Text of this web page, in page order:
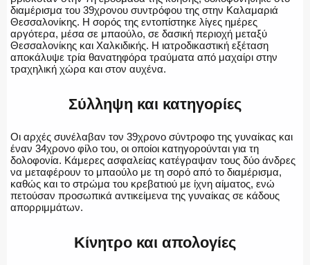
ΕΚΑΒ
ΑΣΤΥΝΟΜΙΚΟ ΡΕΠΟΡΤΑΖ
Η ΦΩΝΗ ΣΟΥ
διαμέρισμα του 39χρονου συντρόφου της στην Καλαμαριά
Θεσσαλονίκης. Η σορός της εντοπίστηκε λίγες ημέρες
αργότερα, μέσα σε μπαούλο, σε δασική περιοχή μεταξύ
Θεσσαλονίκης και Χαλκιδικής. Η ιατροδικαστική εξέταση
αποκάλυψε τρία θανατηφόρα τραύματα από μαχαίρι στην
τραχηλική χώρα και στον αυχένα.
Σύλληψη και κατηγορίες
Οι αρχές συνέλαβαν τον 39χρονο σύντροφο της γυναίκας και
έναν 34χρονο φίλο του, οι οποίοι κατηγορούνται για τη
δολοφονία. Κάμερες ασφαλείας κατέγραψαν τους δύο άνδρες
να μεταφέρουν το μπαούλο με τη σορό από το διαμέρισμα,
καθώς και το στρώμα του κρεβατιού με ίχνη αίματος, ενώ
πετούσαν προσωπικά αντικείμενα της γυναίκας σε κάδους
απορριμμάτων.
Κίνητρο και απολογίες